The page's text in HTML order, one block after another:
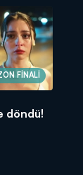
FİNALİ
döndü!